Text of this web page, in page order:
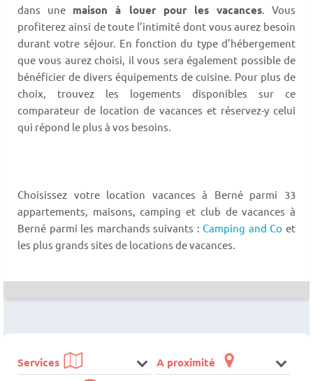
dans une maison à louer pour les vacances. Vous
profiterez ainsi de toute l’intimité dont vous aurez besoin
durant votre séjour. En fonction du type d’hébergement
que vous aurez choisi, il vous sera également possible de
bénéficier de divers équipements de cuisine. Pour plus de
choix, trouvez les logements disponibles sur ce
comparateur de location de vacances et réservez-y celui
qui répond le plus à vos besoins.
Choisissez votre location vacances à Berné parmi 33
appartements, maisons, camping et club de vacances à
Berné parmi les marchands suivants :Camping and Co et
les plus grands sites de locations de vacances.
Services A proximité